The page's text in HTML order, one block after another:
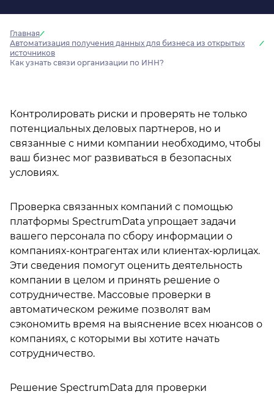
Главная
Автоматизация получения данных для бизнеса из открытых
источников
Как узнать связи организации по ИНН?
Контролировать риски и проверять не только
потенциальных деловых партнеров, но и
связанные с ними компании необходимо, чтобы
ваш бизнес мог развиваться в безопасных
условиях.
Проверка связанных компаний с помощью
платформы SpectrumData упрощает задачи
вашего персонала по сбору информации о
компаниях-контрагентах или клиентах-юрлицах.
Эти сведения помогут оценить деятельность
компании в целом и принять решение о
сотрудничестве. Массовые проверки в
автоматическом режиме позволят вам
сэкономить время на выяснение всех нюансов о
компаниях, с которыми вы хотите начать
сотрудничество.
Решение SpectrumData для проверки